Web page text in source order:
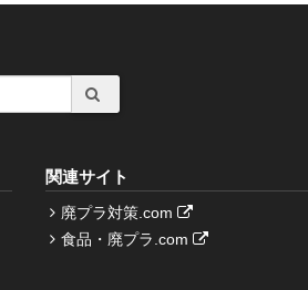
関連サイト
廃プラ対策.com
食品・廃プラ.com